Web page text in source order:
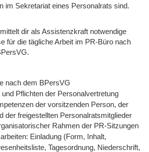
im Sekretariat eines Personalrats sind.
dir als Assistenzkraft notwendige
für die tägliche Arbeit im PR-Büro nach
nach dem BPersVG
Pflichten der Personalvertretung
der vorsitzenden Person, der
der freigestellten Personalratsmitglieder
Rahmen der PR-Sitzungen
Einladung (Form, Inhalt,
Tagesordnung, Niederschrift,